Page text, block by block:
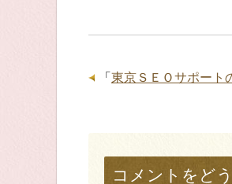
「 東京ＳＥＯサポート
コメントをど